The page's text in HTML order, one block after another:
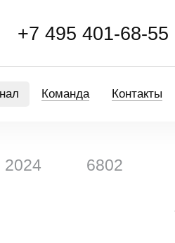
+7 495 401-68-55
Команда Контакты
2024 6802